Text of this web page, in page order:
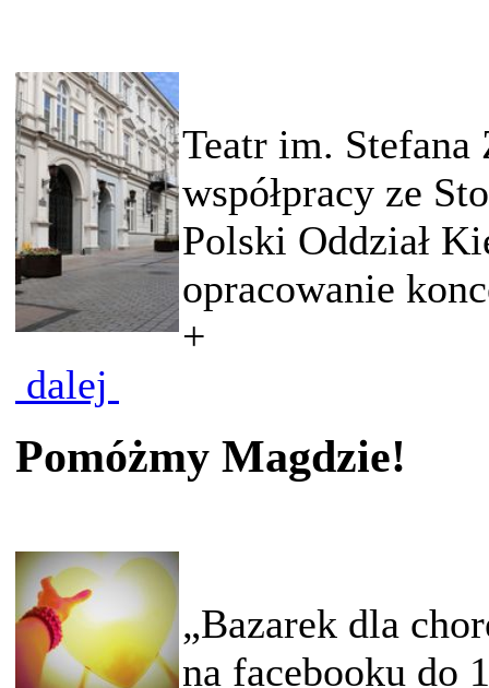
Teatr im.
współpracy ze
Polski Oddział
opracowanie
+
dalej
Pomóżmy Magdzie!
„Bazarek dla
na facebooku do